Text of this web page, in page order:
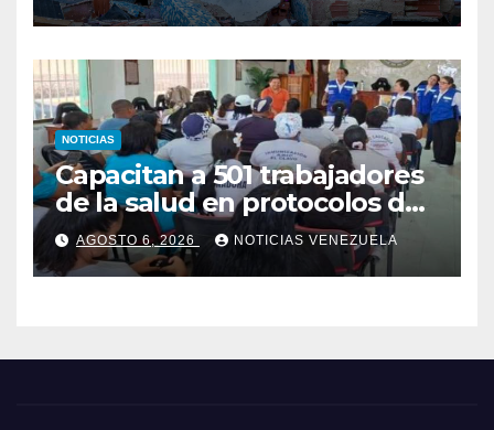
NOTICIAS
Capacitan a 501 trabajadores
de la salud en protocolos de
vacunación para
campamentos
AGOSTO 6, 2026 NOTICIAS VENEZUELA